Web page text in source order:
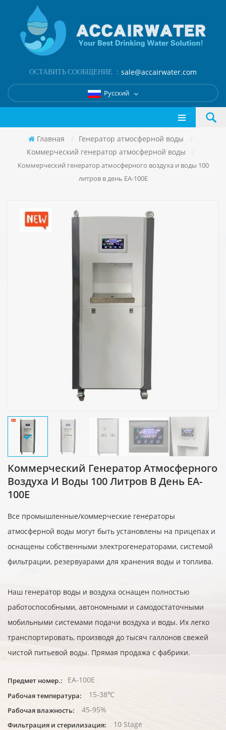
ОСТАВИТЬ СООБЩЕНИЕ ： sale@accairwater.com
Русский
Главная / Генератор атмосферной воды
/
Коммерческий генератор атмосферной воды
/
Коммерческий генератор атмосферного воздуха и воды 100
литров в день EA-100E
Коммерческий Генератор Атмосферного
Воздуха И Воды 100 Литров В День EA-
100E
Все промышленные/коммерческие генераторы
атмосферной воды могут быть установлены на прицепах и
оснащены собственными электрогенераторами, системой
фильтрации, резервуарами для хранения воды и топлива.
Наш генератор воды и воздуха оснащен полностью
работоспособными, автономными и самодостаточными
мобильными системами подачи воздуха и воды. Их легко
транспортировать, производя до тысяч галлонов свежей
чистой питьевой воды. Прямая продажа с фабрики.
Предмет номер.: EA-100E
Рабочая температура: 15-38℃
Рабочая влажность: 45-95%
Фильтрация и стерилизация: 10 Stage